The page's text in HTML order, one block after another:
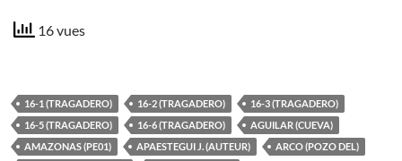
16 vues
16-1 (TRAGADERO) 16-2 (TRAGADERO)
16-3 (TRAGADERO)
16-5 (TRAGADERO)
16-6 (TRAGADERO)
AGUILAR (CUEVA)
AMAZONAS (PE01)
APAESTEGUI J. (AUTEUR)
ARCO (POZO DEL)